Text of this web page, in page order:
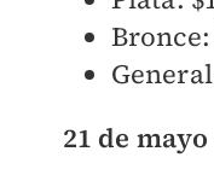
Bronce:
21 de